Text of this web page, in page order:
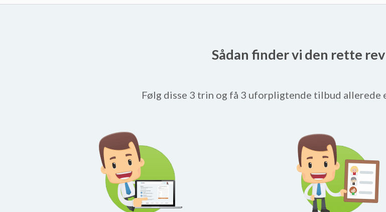
Sådan finder vi den rette
Følg disse 3 trin og få 3 uforpligtende tilbud allerede